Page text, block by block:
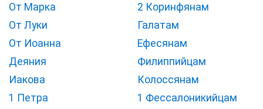
От Марка
От Луки
От Иоанна
Деяния
Иакова
1 Петра
2 Коринфянам
Галатам
Ефесянам
Филиппийцам
Колоссянам
1 Фессалоникийцам